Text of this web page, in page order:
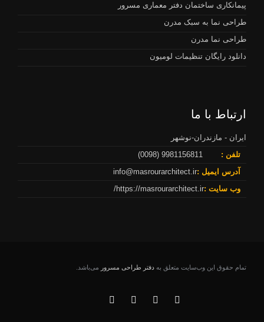
پیمانکاری ساختمان دفتر معماری مسرور
طراحی نما به سبک مدرن
طراحی نما مدرن
دانلود رایگان تنظیمات لومیون
ارتباط با ما
ایران - مازندران-نوشهر
تلفن :
آدرس ایمیل :info@masrourarchitect.ir
وب سایت :https://masrourarchitect.ir/
تمام حقوق اين وب‌سايت متعلق به دفتر طراحی مسرور می‌باشد.